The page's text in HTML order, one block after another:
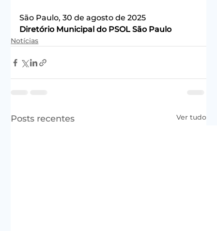
São Paulo, 30 de agosto de 2025
Diretório Municipal do PSOL São Paulo
Notícias
Posts recentes Ver tudo